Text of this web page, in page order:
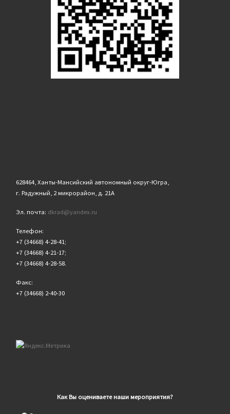
628464, Ханты-Мансийский автономный округ-Югра,
г. Радужный, 2 микрорайон, д. 21А
Эл. почта: dkrad@yandex.ru
Телефон:
+7 (34668) 4-28-41;
+7 (34668) 4-21-17;
+7 (34668) 4-28-58.
Факс:
+7 (34668) 2-40-30
Как Вы оцениваете наши мероприятия?